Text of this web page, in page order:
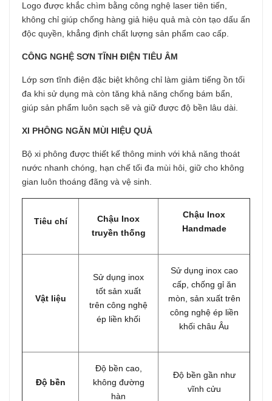
Logo được khắc chìm bằng công nghệ laser tiên tiến,
không chỉ giúp chống hàng giả hiệu quả mà còn tạo dấu ấn
độc quyền, khẳng định chất lượng sản phẩm cao cấp.
CÔNG NGHỆ SƠN TĨNH ĐIỆN TIÊU ÂM
Lớp sơn tĩnh điện đặc biệt không chỉ làm giảm tiếng ồn tối
đa khi sử dụng mà còn tăng khả năng chống bám bẩn,
giúp sản phẩm luôn sạch sẽ và giữ được độ bền lâu dài.
XI PHÔNG NGĂN MÙI HIỆU QUẢ
Bộ xi phông được thiết kế thông minh với khả năng thoát
nước nhanh chóng, hạn chế tối đa mùi hôi, giữ cho không
gian luôn thoáng đãng và vệ sinh.
Tiêu chí
Chậu Inox
truyền thống
Chậu Inox
Handmade
Vật liệu
Sử dụng inox
tốt sản xuất
trên công nghệ
ép liền khối
Sử dụng inox cao
cấp, chống gỉ ăn
mòn, sản xuất trên
công nghệ ép liền
khối châu Âu
Độ bền
Độ bền cao,
không đường
hàn
Độ bền gần như
vĩnh cửu